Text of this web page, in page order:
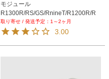
モジュール
R1300R/RS/GS/RnineT/R1200R/R
S/RT/GS/S1000RR/R/XR
1～2ヶ月
3.00